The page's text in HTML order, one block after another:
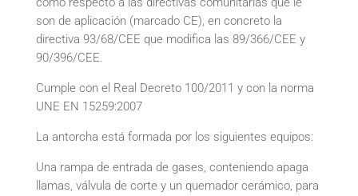
son de aplicación (marcado CE), en concreto la
directiva 93/68/CEE que modifica las 89/366/CEE y
90/396/CEE.
Cumple con el Real Decreto 100/2011 y con la norma
UNE EN 15259:2007
La antorcha está formada por los siguientes equipos:
Una rampa de entrada de gases, conteniendo apaga
llamas, válvula de corte y un quemador cerámico, para